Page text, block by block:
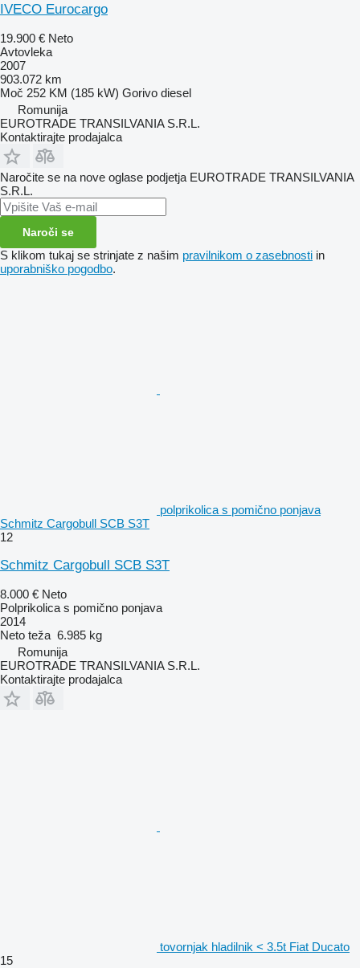
IVECO Eurocargo
19.900 € Neto
Avtovleka
2007
903.072 km
Moč 252 KM (185 kW) Gorivo diesel
Romunija
EUROTRADE TRANSILVANIA S.R.L.
Kontaktirajte prodajalca
Naročite se na nove oglase podjetja EUROTRADE TRANSILVANIA
S.R.L.
Naroči se
S klikom tukaj se strinjate z našim pravilnikom o zasebnosti in
uporabniško pogodbo.
polprikolica s pomično ponjava
Schmitz Cargobull SCB S3T
12
Schmitz Cargobull SCB S3T
8.000 € Neto
Polprikolica s pomično ponjava
2014
Neto teža 6.985 kg
Romunija
EUROTRADE TRANSILVANIA S.R.L.
Kontaktirajte prodajalca
tovornjak hladilnik < 3.5t Fiat Ducato
15